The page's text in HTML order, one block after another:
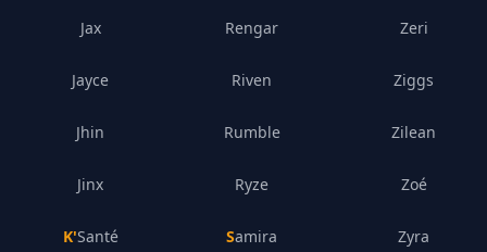
Jax
Jayce
Jhin
Jinx
K'Santé
Rengar
Riven
Rumble
Ryze
Samira
Zeri
Ziggs
Zilean
Zoé
Zyra